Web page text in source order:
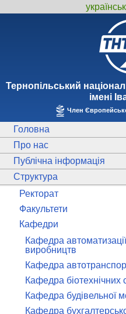
Тернопiльський
iменi
Член
Головна
Про нас
Публічна інформація
Структура
Ректорат
Факультети
Кафедри
Кафедра
виробництв
Кафедра
Кафедра біотехнічних
Кафедра будівельної
Кафедра